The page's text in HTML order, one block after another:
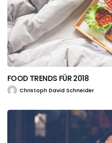
FOOD TRENDS FÜR 2018
Christoph David Schneider